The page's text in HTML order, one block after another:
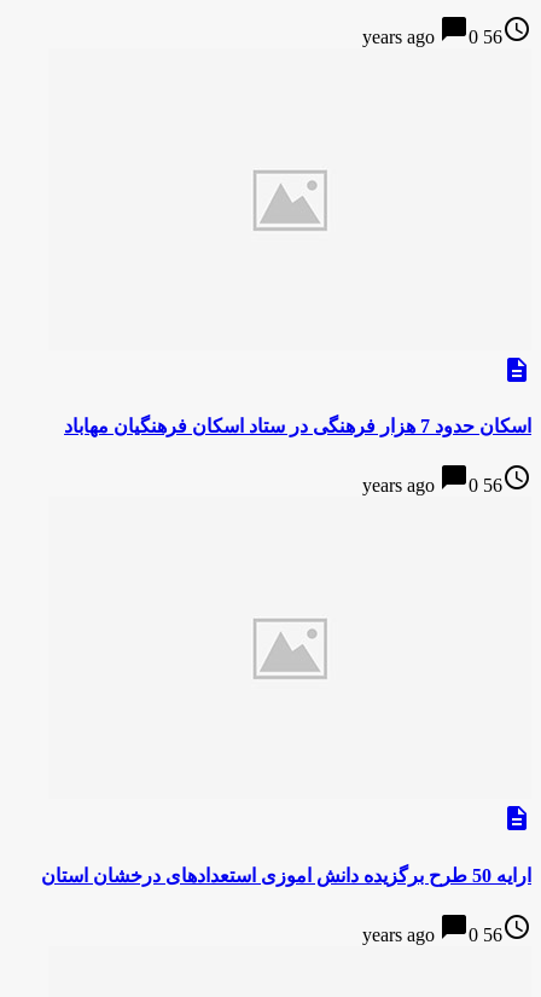
access_time
56 years ago
chat_bubble0
description
اسکان حدود 7 هزار فرهنگی در ستاد اسکان فرهنگیان مهاباد
access_time
56 years ago
chat_bubble0
description
ارایه 50 طرح برگزیده دانش اموزی استعدادهای درخشان استان
access_time
56 years ago
chat_bubble0